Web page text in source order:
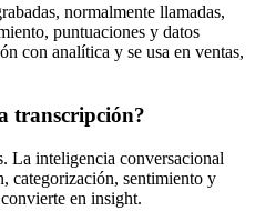
normalmente llamadas,
puntuaciones y datos
con analítica y se usa en ventas,
transcripción?
La inteligencia conversacional
categorización, sentimiento y
en insight.